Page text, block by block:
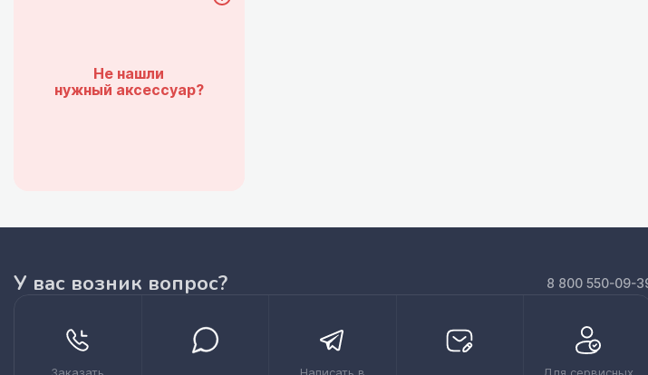
Не нашли
нужный аксессуар?
У вас возник вопрос? 8 800 550-09-